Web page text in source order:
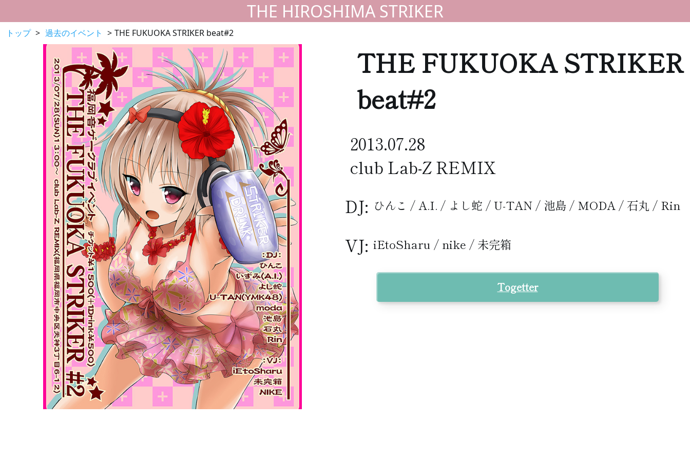
THE HIROSHIMA STRIKER
トップ 過去のイベント THE FUKUOKA STRIKER beat#2
THE FUKUOKA STRIKER
beat#2
2013.07.28
club Lab-Z REMIX
DJ: ひんこ / A.I. / よし蛇 / U-TAN / 池島 / MODA / 石丸 / Rin
VJ: iEtoSharu / nike / 未完箱
Togetter